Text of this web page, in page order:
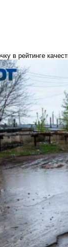
в рейтинге